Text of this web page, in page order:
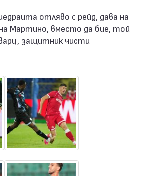
отляво с рейд, дава на
Мартино, вместо да бие, той
защитник чисти